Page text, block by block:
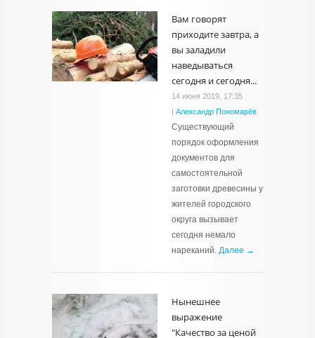
Вам говорят
приходите завтра, а
вы заладили
наведываться
сегодня и сегодня...
14 июня 2019, 17:35
| Александр Пономарёв
Существующий
порядок оформления
документов для
самостоятельной
заготовки древесины у
жителей городского
округа вызывает
сегодня немало
нареканий. Далее →
Нынешнее
выражение
"Качество за ценой